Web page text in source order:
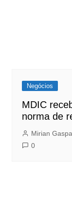
Negócios
MDIC
norma de
Mirian
0